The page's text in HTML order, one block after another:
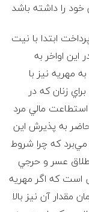
را داشته باشد
ابتدا با نيت
قرآن و در اين اواخر به
مهريه نيز با
زنان که در
مالي مرد
به پذيرش اين
که چرا شروط
عسر و حرجي
است که اگر مهريه
مقدار آن نيز بالا